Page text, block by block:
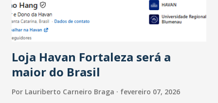
estabelecimentos no prejuízo ficou em 19%, pouco abaixo
do observado no mês anterior. Outros 1% não existiam em
novembro. Em relação a outubro, o faturamento também
cresceu. De acordo com a pesquisa, 44% dos n...
Loja Havan Fortaleza será a
maior do Brasil
Por Lauriberto Carneiro Braga fevereiro 07, 2026